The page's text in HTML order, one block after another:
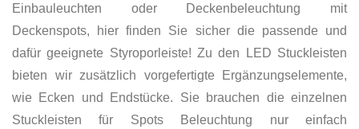
Einbauleuchten oder Deckenbeleuchtung mit
Deckenspots, hier finden Sie sicher die passende und
dafür geeignete Styroporleiste! Zu den LED Stuckleisten
bieten wir zusätzlich vorgefertigte Ergänzungselemente,
wie Ecken und Endstücke. Sie brauchen die einzelnen
Stuckleisten für Spots Beleuchtung nur einfach